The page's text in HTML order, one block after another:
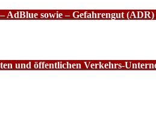
AdBlue sowie – Gefahrengut
und öffentlichen Verkehrs-